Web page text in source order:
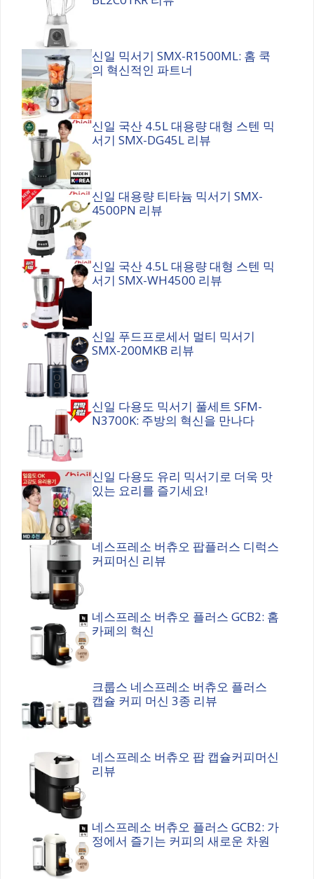
신일 믹서기 SMX-R1500ML: 홈 쿡
의 혁신적인 파트너
신일 국산 4.5L 대용량 대형 스텐 믹
서기 SMX-DG45L 리뷰
신일 대용량 티타늄 믹서기 SMX-
4500PN 리뷰
신일 국산 4.5L 대용량 대형 스텐 믹
서기 SMX-WH4500 리뷰
신일 푸드프로세서 멀티 믹서기
SMX-200MKB 리뷰
신일 다용도 믹서기 풀세트 SFM-
N3700K: 주방의 혁신을 만나다
신일 다용도 유리 믹서기로 더욱 맛
있는 요리를 즐기세요!
네스프레소 버츄오 팝플러스 디럭스
커피머신 리뷰
네스프레소 버츄오 플러스 GCB2: 홈
카페의 혁신
크룹스 네스프레소 버츄오 플러스
캡슐 커피 머신 3종 리뷰
네스프레소 버츄오 팝 캡슐커피머신
리뷰
네스프레소 버츄오 플러스 GCB2: 가
정에서 즐기는 커피의 새로운 차원